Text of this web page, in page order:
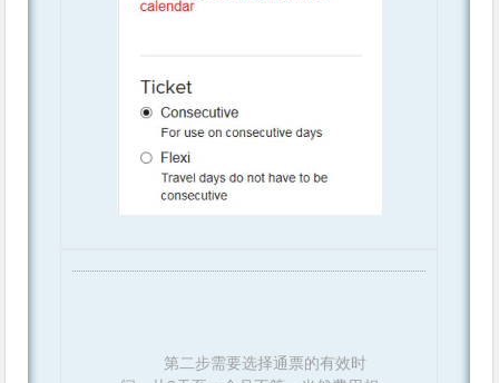
第二步需要选择通票的有效时